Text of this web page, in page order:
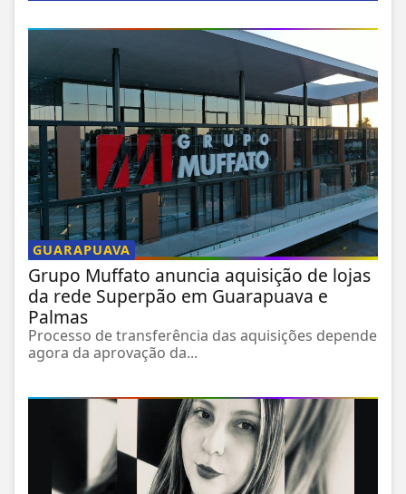
GUARAPUAVA
Grupo Muffato anuncia aquisição de lojas
da rede Superpão em Guarapuava e
Palmas
Processo de transferência das aquisições depende
agora da aprovação da...